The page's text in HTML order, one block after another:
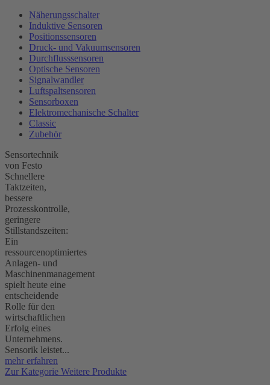
Näherungsschalter
Induktive Sensoren
Positionssensoren
Druck- und Vakuumsensoren
Durchflusssensoren
Optische Sensoren
Signalwandler
Luftspaltsensoren
Sensorboxen
Elektromechanische Schalter
Classic
Zubehör
Sensortechnik
von Festo
Schnellere
Taktzeiten,
bessere
Prozesskontrolle,
geringere
Stillstandszeiten:
Ein
ressourcenoptimiertes
Anlagen- und
Maschinenmanagement
spielt heute eine
entscheidende
Rolle für den
wirtschaftlichen
Erfolg eines
Unternehmens.
Sensorik leistet...
mehr erfahren
Zur Kategorie Weitere Produkte